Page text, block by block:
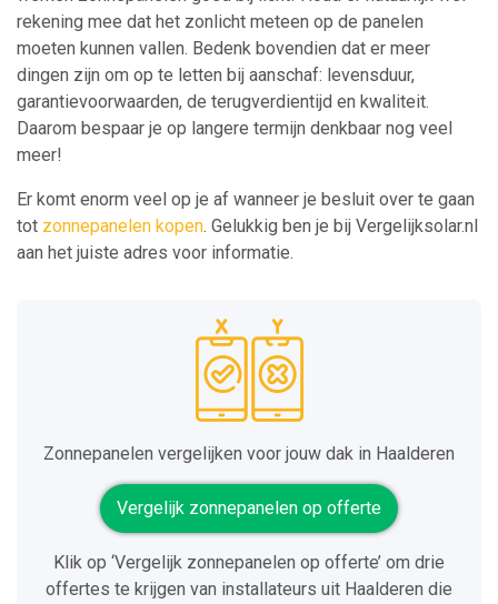
rekening mee dat het zonlicht meteen op de panelen
moeten kunnen vallen. Bedenk bovendien dat er meer
dingen zijn om op te letten bij aanschaf: levensduur,
garantievoorwaarden, de terugverdientijd en kwaliteit.
Daarom bespaar je op langere termijn denkbaar nog veel
meer!
Er komt enorm veel op je af wanneer je besluit over te gaan
tot zonnepanelen kopen. Gelukkig ben je bij Vergelijksolar.nl
aan het juiste adres voor informatie.
Zonnepanelen vergelijken voor jouw dak in Haalderen
Vergelijk zonnepanelen op offerte
Klik op ‘Vergelijk zonnepanelen op offerte’ om drie
offertes te krijgen van installateurs uit Haalderen die